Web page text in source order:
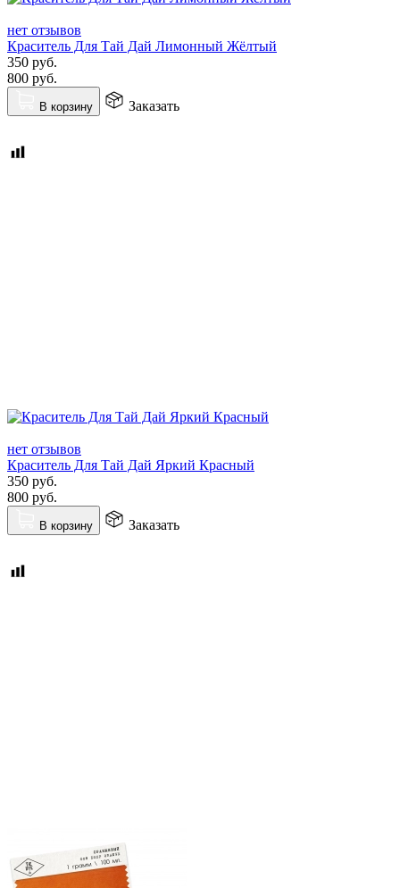
нет отзывов
Краситель Для Тай Дай Лимонный Жёлтый
350 руб.
800 руб.
В корзину Заказать
нет отзывов
Краситель Для Тай Дай Яркий Красный
350 руб.
800 руб.
В корзину Заказать